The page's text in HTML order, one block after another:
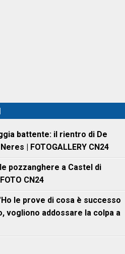
battente: il rientro di De
| FOTOGALLERY CN24
pozzanghere a Castel di
CN24
le prove di cosa è successo
vogliono addossare la colpa a